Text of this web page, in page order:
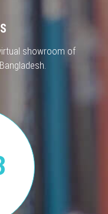
showroom of